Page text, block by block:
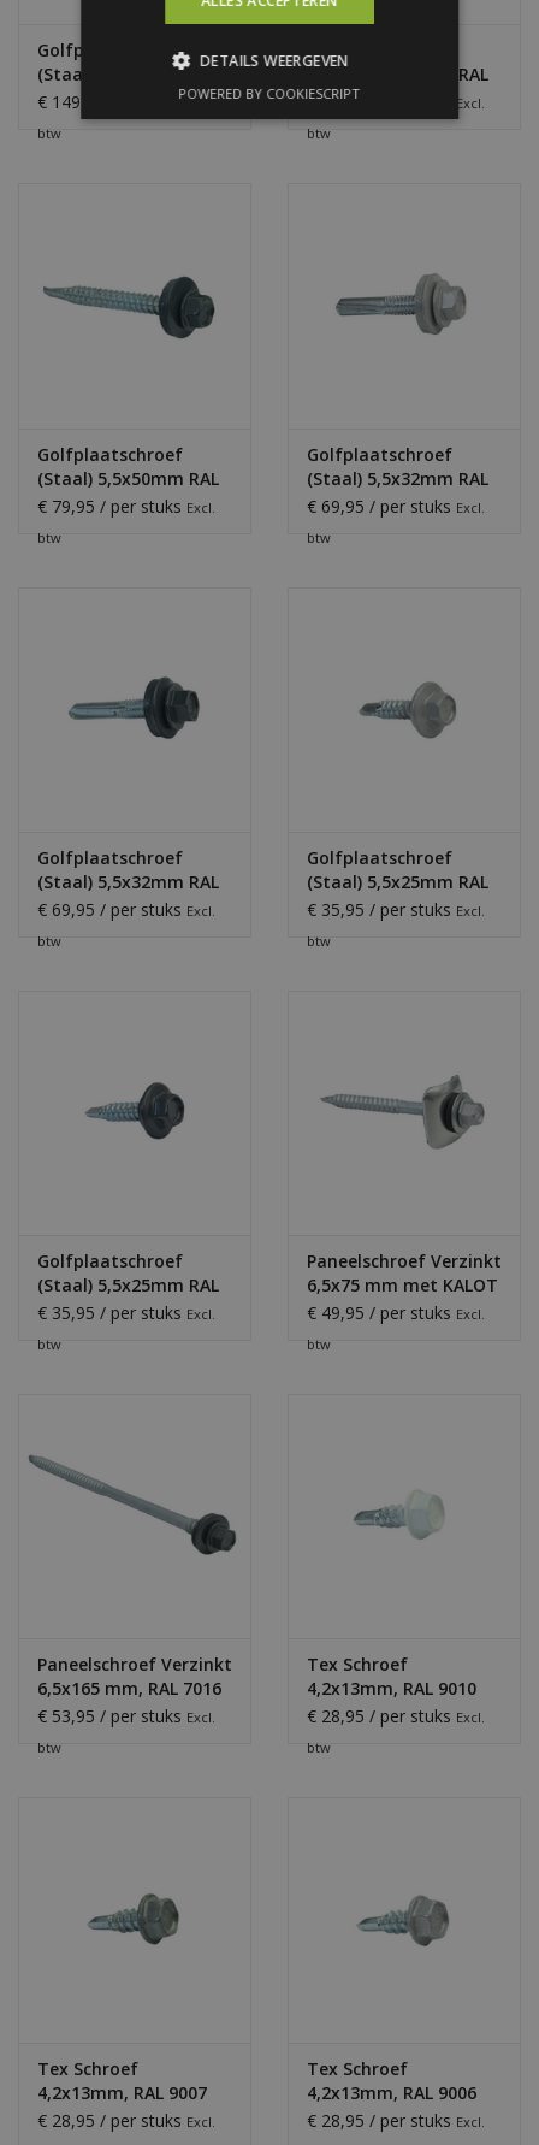
Golfplaatschroef
(Staal) 5,5x50mm met
KALOT
€ 149,95 / per stuks Excl.
btw
Golfplaatschroef
(Staal) 5,5x50mm RAL
9006
€ 79,95 / per stuks
Excl.
btw
Golfplaatschroef
(Staal) 5,5x50mm RAL
7016
€ 79,95 / per stuks Excl.
btw
Golfplaatschroef
(Staal) 5,5x32mm RAL
9006
€ 69,95 / per stuks Excl.
btw
Golfplaatschroef
(Staal) 5,5x32mm RAL
7016
€ 69,95 / per stuks Excl.
btw
Golfplaatschroef
(Staal) 5,5x25mm RAL
9006
€ 35,95 / per stuks Excl.
btw
Golfplaatschroef
(Staal) 5,5x25mm RAL
7016
€ 35,95 / per stuks Excl.
btw
Paneelschroef Verzinkt
6,5x75 mm met KALOT
€ 49,95 / per stuks Excl.
btw
Paneelschroef Verzinkt
6,5x165 mm, RAL 7016
€ 53,95 / per stuks Excl.
btw
Tex Schroef
4,2x13mm, RAL 9010
Zuiverwit
€ 28,95 / per stuks Excl.
btw
Tex Schroef
4,2x13mm, RAL 9007
Grijs Aluminium
€ 28,95 / per stuks Excl.
Tex Schroef
4,2x13mm, RAL 9006
Blank Aluminium
€ 28,95 / per stuks Excl.
DETAILS WEERGEVEN
POWERED BY COOKIESCRIPT